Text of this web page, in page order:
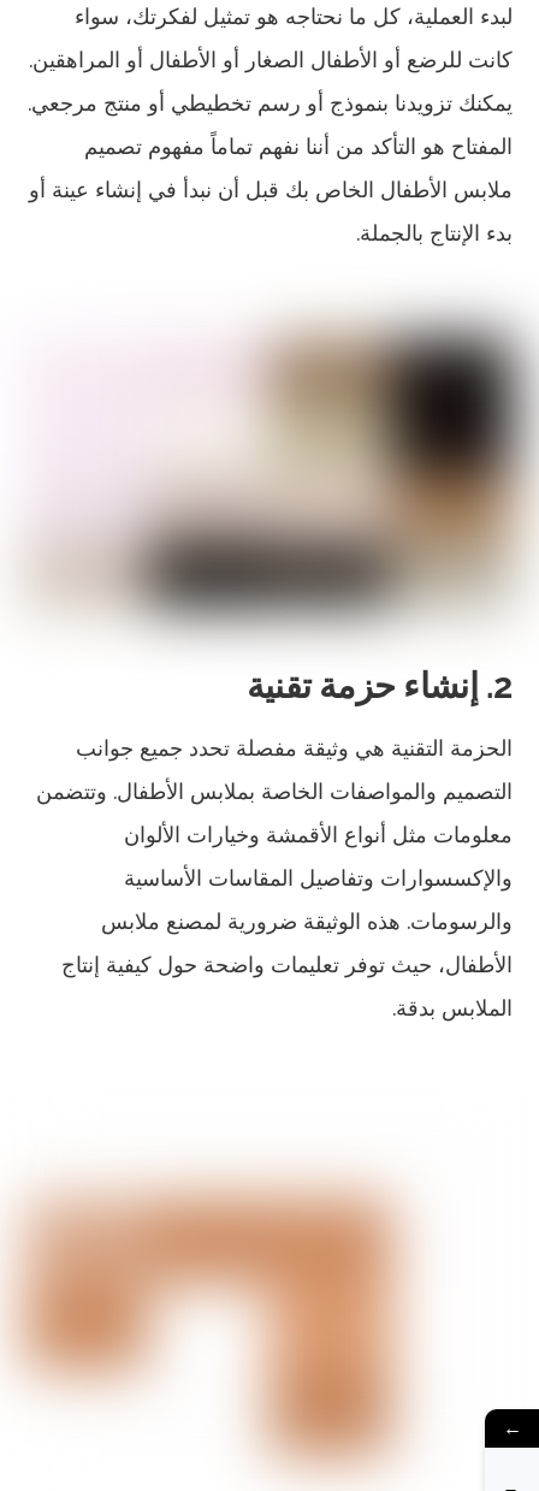
لبدء العملية، كل ما نحتاجه هو تمثيل لفكرتك، سواء
كانت للرضع أو الأطفال الصغار أو الأطفال أو المراهقين.
يمكنك تزويدنا بنموذج أو رسم تخطيطي أو منتج مرجعي.
المفتاح هو التأكد من أننا نفهم تماماً مفهوم تصميم
ملابس الأطفال الخاص بك قبل أن نبدأ في إنشاء عينة أو
بدء الإنتاج بالجملة.
2. إنشاء حزمة تقنية
الحزمة التقنية هي وثيقة مفصلة تحدد جميع جوانب
التصميم والمواصفات الخاصة بملابس الأطفال. وتتضمن
معلومات مثل أنواع الأقمشة وخيارات الألوان
والإكسسوارات وتفاصيل المقاسات الأساسية
والرسومات. هذه الوثيقة ضرورية لمصنع ملابس
الأطفال، حيث توفر تعليمات واضحة حول كيفية إنتاج
الملابس بدقة.
←